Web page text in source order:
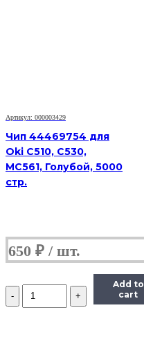
7K
Артикул: 000003429
Чип 44469754 для
Oki C510, C530,
MC561, Голубой, 5000
стр.
650 ₽
Количество
Чип
Add to
cart